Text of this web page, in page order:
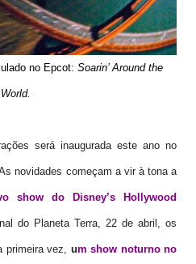
no Epcot: Soarin’ Around the
World.
será inaugurada este ano no
novidades começam a vir à tona a
show do Disney’s Hollywood
do Planeta Terra, 22 de abril, os
primeira vez, um show noturno no